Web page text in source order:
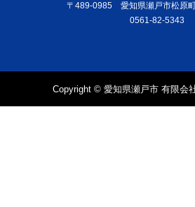
〒489-0985 愛知県瀬戸市松原
0561-82-5343
Copyright © 愛知県瀬戸市 有限会